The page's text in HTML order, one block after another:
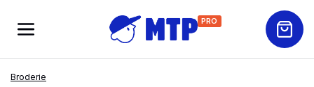
PRO
Broderie